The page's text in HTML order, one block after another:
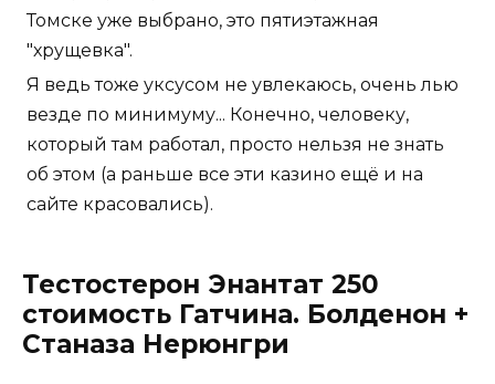
Томске уже выбрано, это пятиэтажная
"хрущевка".
Я ведь тоже уксусом не увлекаюсь, очень лью
везде по минимуму... Конечно, человеку,
который там работал, просто нельзя не знать
об этом (а раньше все эти казино ещё и на
сайте красовались).
Тестостерон Энантат 250
стоимость Гатчина. Болденон +
Станаза Нерюнгри